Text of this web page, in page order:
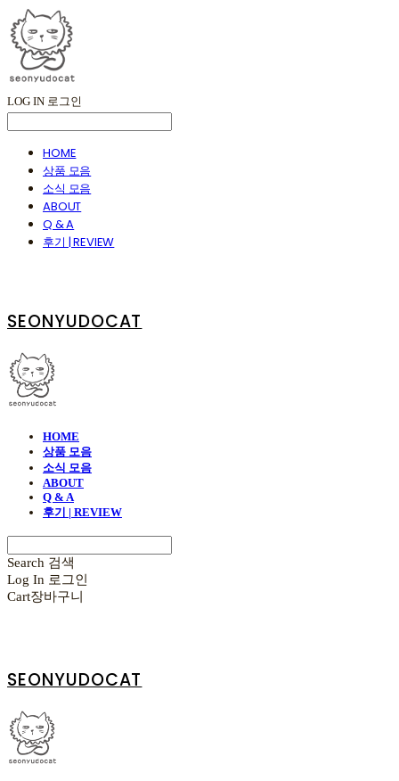
LOG IN 로그인
HOME
상품 모음
소식 모음
ABOUT
Q & A
후기 | REVIEW
SEONYUDOCAT
HOME
상품 모음
소식 모음
ABOUT
Q & A
후기 | REVIEW
Search 검색
Log In 로그인
Cart장바구니
SEONYUDOCAT